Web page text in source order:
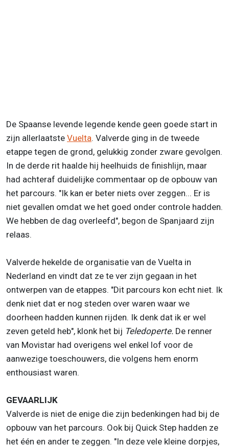
De Spaanse levende legende kende geen goede start in
zijn allerlaatste Vuelta. Valverde ging in de tweede
etappe tegen de grond, gelukkig zonder zware gevolgen.
In de derde rit haalde hij heelhuids de finishlijn, maar
had achteraf duidelijke commentaar op de opbouw van
het parcours. "Ik kan er beter niets over zeggen... Er is
niet gevallen omdat we het goed onder controle hadden.
We hebben de dag overleefd", begon de Spanjaard zijn
relaas.
Valverde hekelde de organisatie van de Vuelta in
Nederland en vindt dat ze te ver zijn gegaan in het
ontwerpen van de etappes. "Dit parcours kon echt niet. Ik
denk niet dat er nog steden over waren waar we
doorheen hadden kunnen rijden. Ik denk dat ik er wel
zeven geteld heb", klonk het bij Teledoperte. De renner
van Movistar had overigens wel enkel lof voor de
aanwezige toeschouwers, die volgens hem enorm
enthousiast waren.
GEVAARLIJK
Valverde is niet de enige die zijn bedenkingen had bij de
opbouw van het parcours. Ook bij Quick Step hadden ze
het één en ander te zeggen. "In deze vele kleine dorpjes,